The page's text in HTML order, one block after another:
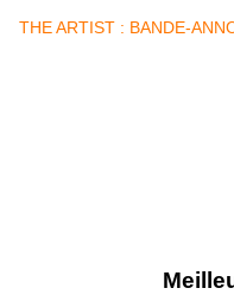
THE ARTIST : BANDE-